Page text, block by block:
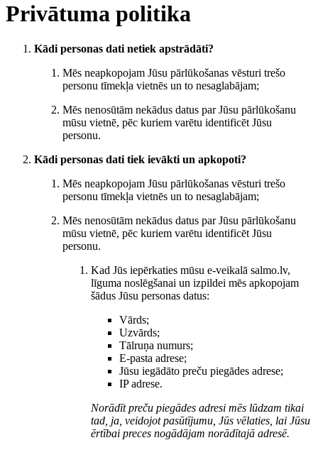
Privātuma politika
Kādi personas dati netiek apstrādāti?
Mēs neapkopojam Jūsu pārlūkošanas vēsturi trešo
personu tīmekļa vietnēs un to nesaglabājam;
Mēs nenosūtām nekādus datus par Jūsu pārlūkošanu
mūsu vietnē, pēc kuriem varētu identificēt Jūsu
personu.
Kādi personas dati tiek ievākti un apkopoti?
Mēs neapkopojam Jūsu pārlūkošanas vēsturi trešo
personu tīmekļa vietnēs un to nesaglabājam;
Mēs nenosūtām nekādus datus par Jūsu pārlūkošanu
mūsu vietnē, pēc kuriem varētu identificēt Jūsu
personu.
Kad Jūs iepērkaties mūsu e-veikalā salmo.lv,
līguma noslēgšanai un izpildei mēs apkopojam
šādus Jūsu personas datus:
Vārds;
Uzvārds;
Tālruņa numurs;
E-pasta adrese;
Jūsu iegādāto preču piegādes adrese;
IP adrese.
Norādīt preču piegādes adresi mēs lūdzam tikai
tad, ja, veidojot pasūtījumu, Jūs vēlaties, lai Jūsu
ērtībai preces nogādājam norādītajā adresē.